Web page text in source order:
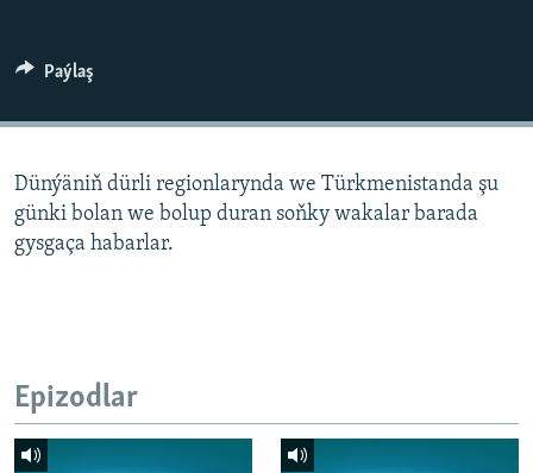
Paýlaş
Dünýäniň dürli regionlarynda we Türkmenistanda şu
günki bolan we bolup duran soňky wakalar barada
gysgaça habarlar.
Epizodlar